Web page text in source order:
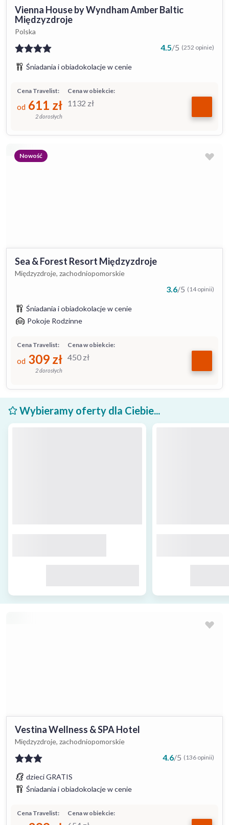
Vienna House by Wyndham Amber Baltic
Międzyzdroje
Polska
4.5/5 (252 opinie)
Śniadania i obiadokolacje w cenie
Cena w obiekcie:
1132 zł
Cena Travelist:
od 611 zł
2 dorosłych
Nowość
Sea & Forest Resort Międzyzdroje
Międzyzdroje, zachodniopomorskie
3.6/5 (14 opinii)
Śniadania i obiadokolacje w cenie
Pokoje Rodzinne
Cena w obiekcie:
450 zł
Cena Travelist:
od 309 zł
2 dorosłych
Wybieramy oferty dla Ciebie...
Vestina Wellness & SPA Hotel
Międzyzdroje, zachodniopomorskie
4.6/5 (136 opinii)
dzieci GRATIS
Śniadania i obiadokolacje w cenie
Cena w obiekcie:
Cena Travelist: